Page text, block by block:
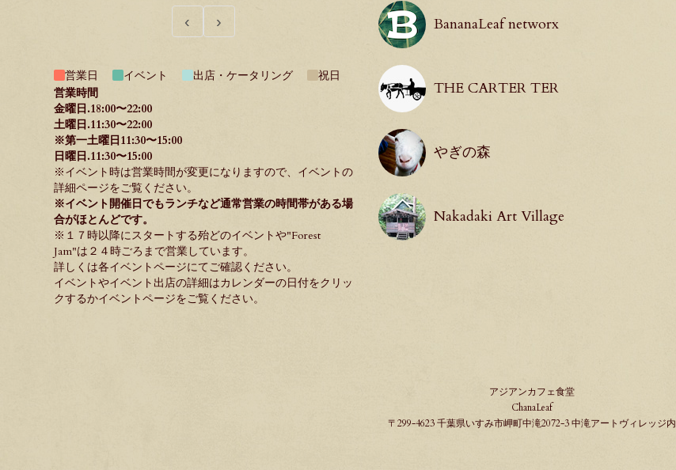
‹ ›
営業日 イベント 出店・ケータリング
祝日
営業時間
金曜日.18:00〜22:00
土曜日.11:30〜22:00
※第一土曜日11:30〜15:00
日曜日.11:30〜15:00
※イベント時は営業時間が変更になりますので、イベントの
詳細ページをご覧ください。
※イベント開催日でもランチなど通常営業の時間帯がある場
合がほとんどです。
※１７時以降にスタートする殆どのイベントや"Forest
Jam"は２４時ごろまで営業しています。
詳しくは各イベントページにてご確認ください。
イベントやイベント出店の詳細はカレンダーの日付をクリッ
クするかイベントページをご覧ください。
BananaLeaf networx
THE CARTER TER
やぎの森
Nakadaki Art Village
アジアンカフェ食堂
ChanaLeaf
〒299-4623 千葉県いすみ市岬町中滝2072-3 中滝アートヴィレッジ内